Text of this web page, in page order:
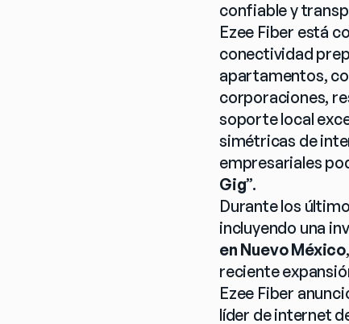
confiable y
Ezee Fiber está
conectividad
apartamentos,
corporaciones,
soporte local
simétricas de
empresariales
Gig”.
Durante los
incluyendo una
en Nuevo México
reciente
Ezee Fiber
líder de internet